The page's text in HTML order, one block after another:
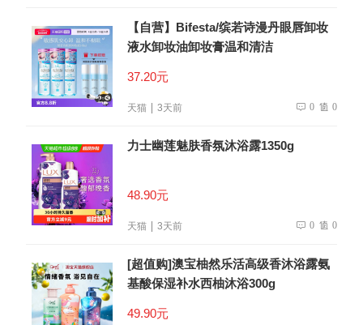
【自营】Bifesta/缤若诗漫丹眼唇卸妆
液水卸妆油卸妆膏温和清洁
37.20元
天猫 3天前 0 0
力士幽莲魅肤香氛沐浴露1350g
48.90元
天猫 3天前 0 0
[超值购]澳宝柚然乐活高级香沐浴露氨
基酸保湿补水西柚沐浴300g
49.90元